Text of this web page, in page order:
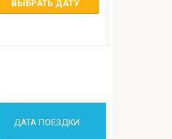
ВЫБРАТЬ ДАТУ
ДАТА ПОЕЗДКИ